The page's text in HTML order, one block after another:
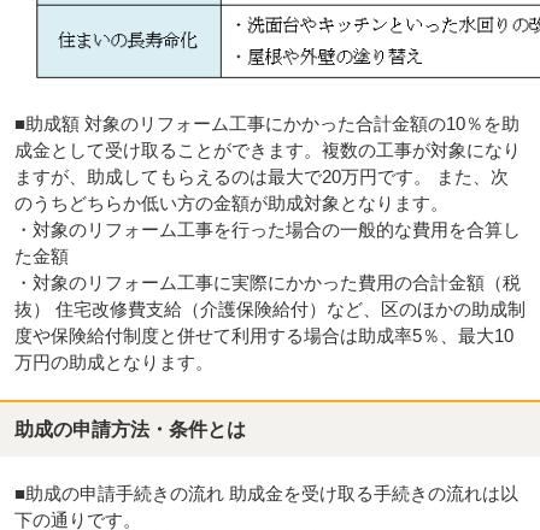
■助成額 対象のリフォーム工事にかかった合計金額の10％を助
成金として受け取ることができます。複数の工事が対象になり
ますが、助成してもらえるのは最大で20万円です。 また、次
のうちどちらか低い方の金額が助成対象となります。
・対象のリフォーム工事を行った場合の一般的な費用を合算し
た金額
・対象のリフォーム工事に実際にかかった費用の合計金額（税
抜） 住宅改修費支給（介護保険給付）など、区のほかの助成制
度や保険給付制度と併せて利用する場合は助成率5％、最大10
万円の助成となります。
助成の申請方法・条件とは
■助成の申請手続きの流れ 助成金を受け取る手続きの流れは以
下の通りです。